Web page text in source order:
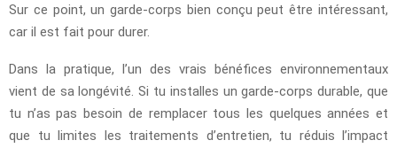
Sur ce point, un garde-corps bien conçu peut être intéressant,
car il est fait pour durer.
Dans la pratique, l’un des vrais bénéfices environnementaux
vient de sa longévité. Si tu installes un garde-corps durable, que
tu n’as pas besoin de remplacer tous les quelques années et
que tu limites les traitements d’entretien, tu réduis l’impact